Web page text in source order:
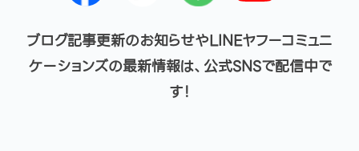
ブログ記事更新のお知らせやLINEヤフーコミュニ
ケーションズの最新情報は、公式SNSで配信中で
す！